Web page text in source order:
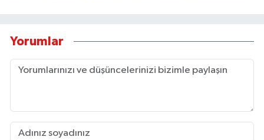
Yorumlar